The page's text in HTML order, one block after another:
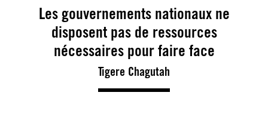
Les gouvernements nationaux ne
disposent pas de ressources
nécessaires pour faire face
Tigere Chagutah